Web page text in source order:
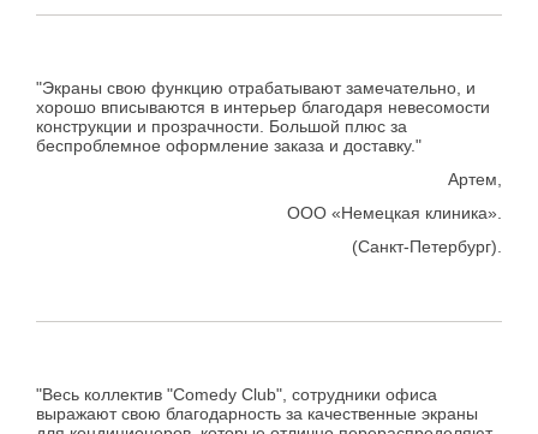
"Экраны свою функцию отрабатывают замечательно, и
хорошо вписываются в интерьер благодаря невесомости
конструкции и прозрачности. Большой плюс за
беспроблемное оформление заказа и доставку."
Артем,
ООО «Немецкая клиника».
(Санкт-Петербург).
"Весь коллектив "Comedy Club", сотрудники офиса
выражают свою благодарность за качественные экраны